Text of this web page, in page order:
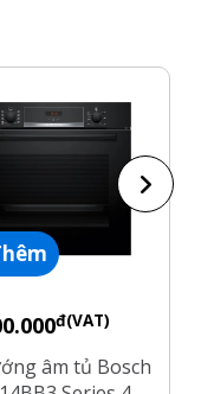
đ(VAT)
âm tủ Bosch